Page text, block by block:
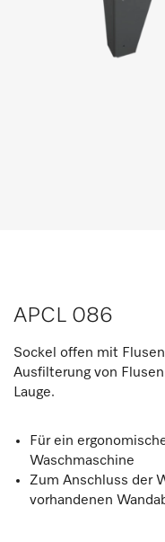
APCL 086
Sockel offen mit
Ausfilterung von
Lauge.
Für ein
Waschmaschine
Zum Anschluss der
vorhandenen